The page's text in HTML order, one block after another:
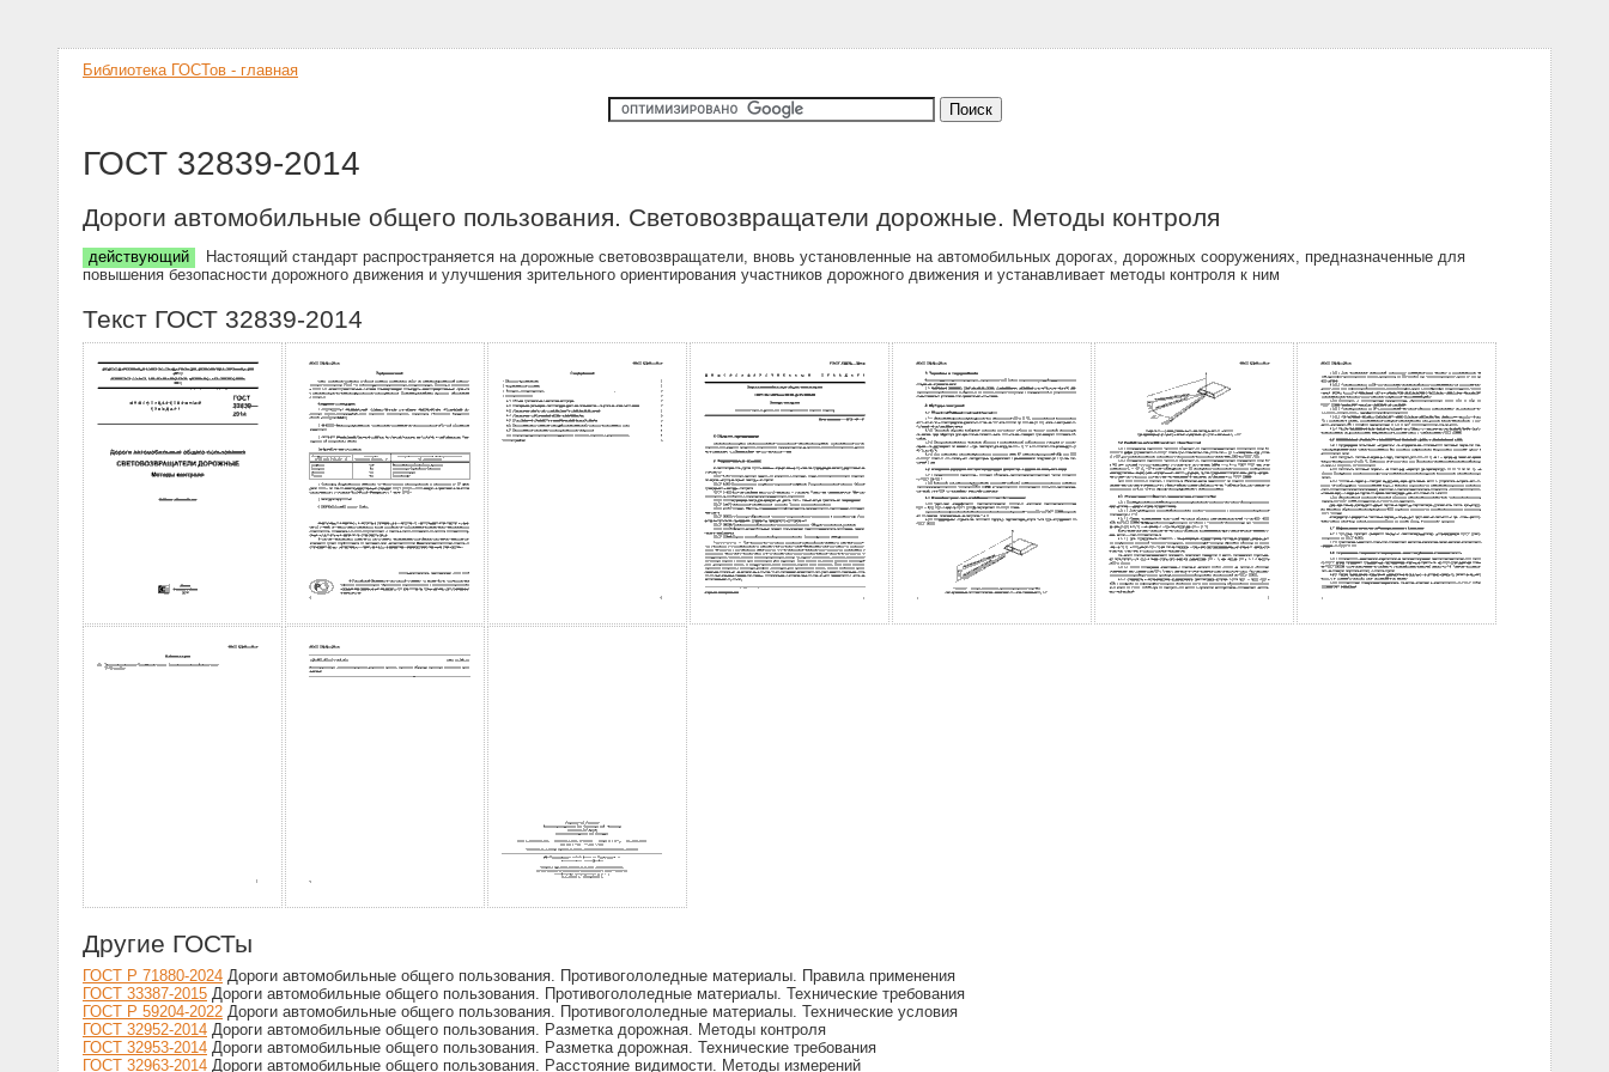
Библиотека ГОСТов - главная
ГОСТ 32839-2014
Дороги автомобильные общего пользования. Световозвращатели дорожные. Методы контроля
действующий
Настоящий стандарт распространяется на дорожные световозвращатели, вновь установленные на автомобильных дорогах, дорожных сооружениях, предназначенные для
повышения безопасности дорожного движения и улучшения зрительного ориентирования участников дорожного движения и устанавливает методы контроля к ним
Текст ГОСТ 32839-2014
Другие ГОСТы
ГОСТ Р 71880-2024 Дороги автомобильные общего пользования. Противогололедные материалы. Правила применения
ГОСТ 33387-2015 Дороги автомобильные общего пользования. Противогололедные материалы. Технические требования
ГОСТ Р 59204-2022 Дороги автомобильные общего пользования. Противогололедные материалы. Технические условия
ГОСТ 32952-2014 Дороги автомобильные общего пользования. Разметка дорожная. Методы контроля
ГОСТ 32953-2014 Дороги автомобильные общего пользования. Разметка дорожная. Технические требования
ГОСТ 32963-2014 Дороги автомобильные общего пользования. Расстояние видимости. Методы измерений